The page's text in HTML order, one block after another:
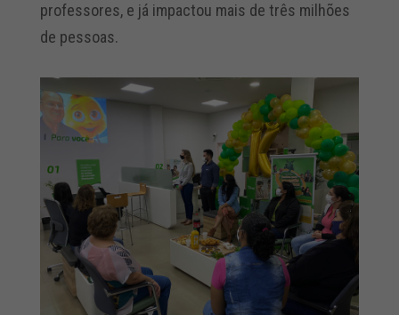
professores, e já impactou mais de três milhões
de pessoas.